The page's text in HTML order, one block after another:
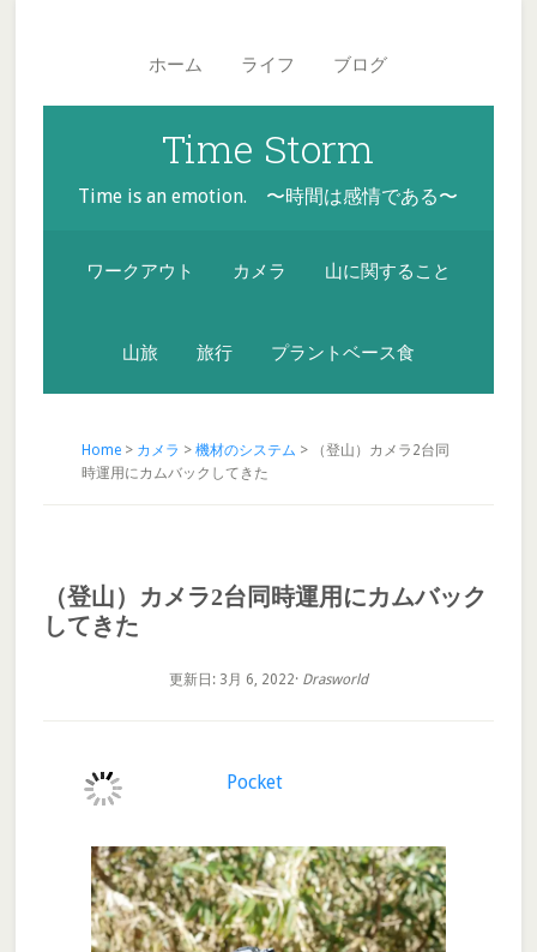
navigation
ホーム ライフ ブログ
Time Storm
Time is an emotion. 〜時間は感情である〜
ワークアウト カメラ 山に関すること
山旅 旅行 プラントベース食
Home> カメラ > 機材のシステム > （登山）カメラ2台同
時運用にカムバックしてきた
（登山）カメラ2台同時運用にカムバック
してきた
更新日: 3月 6, 2022· Drasworld
Pocket